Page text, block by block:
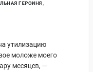
ГЕРОИНЯ
утилизацию
моложе моего
месяцев, —